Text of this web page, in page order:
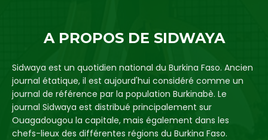
A PROPOS DE SIDWAYA
Sidwaya est un quotidien national du Burkina Faso. Ancien
journal étatique, il est aujourd'hui considéré comme un
journal de référence par la population Burkinabè. Le
journal Sidwaya est distribué principalement sur
Ouagadougou la capitale, mais également dans les
chefs-lieux des différentes régions du Burkina Faso.